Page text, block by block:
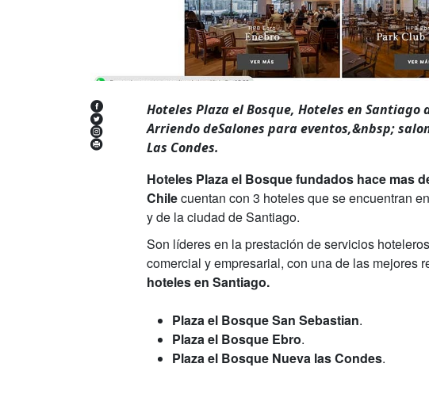
Hoteles Plaza el Bosque, Hoteles en
Arriendo deSalones para eventos,&nbsp;
Las Condes.
Hoteles Plaza el Bosque fundados hace mas
Chilecuentan con 3 hoteles que se encuentran
y de la ciudad de Santiago.
Son líderes en la prestación de servicios
comercial y empresarial, con una de las mejores
hoteles en Santiago.
Plaza el Bosque San Sebastian.
Plaza el Bosque Ebro.
Plaza el Bosque Nueva las Condes.